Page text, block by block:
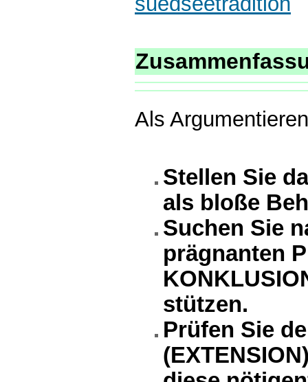
Als
Stellen Sie
als bloße
Suchen Sie
prägnanten
stützen.
Prüfen Sie